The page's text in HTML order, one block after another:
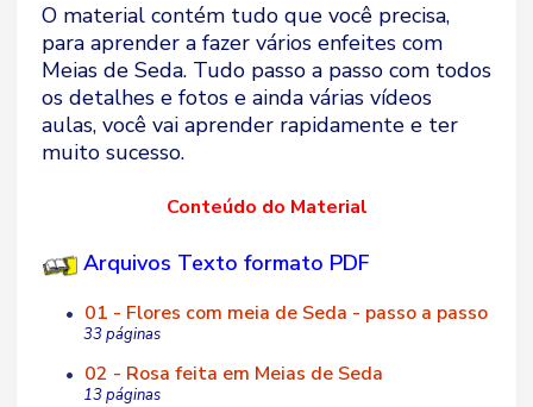
O material contém tudo que você precisa,
para aprender a fazer vários enfeites com
Meias de Seda. Tudo passo a passo com todos
os detalhes e fotos e ainda várias vídeos
aulas, você vai aprender rapidamente e ter
muito sucesso.
Conteúdo do Material
Arquivos Texto formato PDF
• 01 - Flores com meia de Seda - passo a passo
33 páginas
• 02 - Rosa feita em Meias de Seda
13 páginas